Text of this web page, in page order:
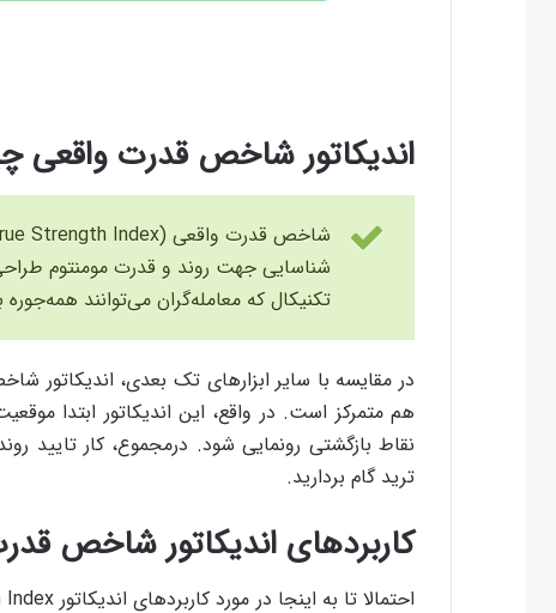
اندیکاتور شاخص قدرت
شناسایی جهت روند و قدرت مومنتوم
تکنیکال که معامله‌گران می‌توانند همه‌جوره
در مقایسه با سایر ابزارهای تک بعدی، اندیکاتور
هم متمرکز است. در واقع، این اندیکاتور ابتدا
ترید گام بردارید.
کاربردهای اندیکاتور شاخص